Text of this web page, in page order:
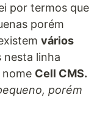
por termos que
porém
vários
nesta linha
nome Cell CMS.
porém